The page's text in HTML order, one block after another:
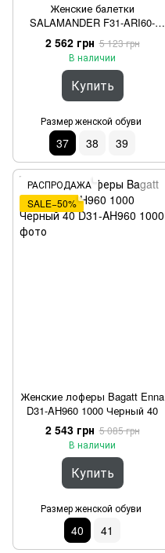
Женские балетки
SALAMANDER F31-ARI60-
3400-1400 Бежевый 37
2 562 грн 5 123 грн
В наличии
Купить
Размер женской обуви
37 38 39
РАСПРОДАЖА
SALE−50%
Женские лоферы Bagatt Enna
D31-AH960 1000 Черный 40
2 543 грн 5 085 грн
В наличии
Купить
Размер женской обуви
40 41